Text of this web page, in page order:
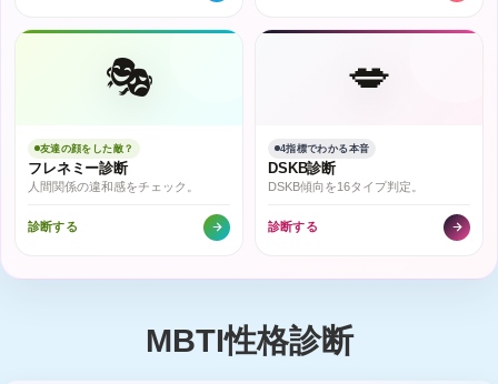
🎭
友達の顔をした敵？
フレネミー診断
人間関係の違和感をチェック。
診断する
💋
4指標でわかる本音
DSKB診断
DSKB傾向を16タイプ判定。
診断する
MBTI性格診断